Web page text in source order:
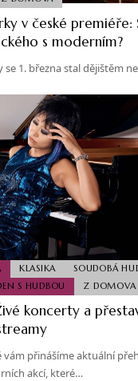
v české premiéře:
s moderním?
se 1. března stal dějištěm
KLASIKA
SOUDOBÁ
S HUDBOU Z DOMOVA
koncerty a
přinášíme aktuální
akcí, které…